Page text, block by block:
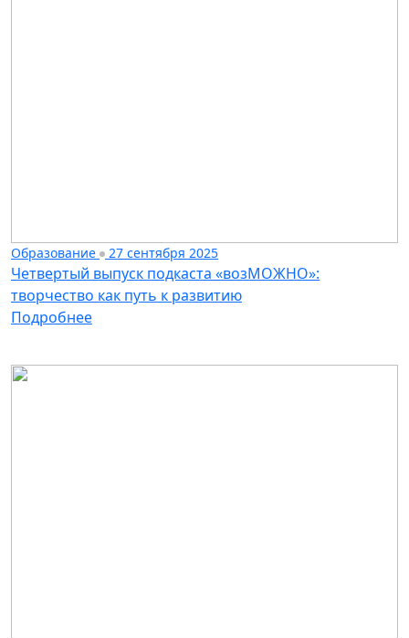
Образование 27 сентября 2025
Четвертый выпуск подкаста «возМОЖНО»:
творчество как путь к развитию
Подробнее